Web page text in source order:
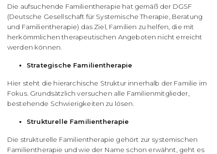
Die aufsuchende Familientherapie hat gemäß der DGSF
(Deutsche Gesellschaft für Systemische Therapie, Beratung
und Familientherapie) das Ziel, Familien zu helfen, die mit
herkömmlichen therapeutischen Angeboten nicht erreicht
werden können.
Strategische Familientherapie
Hier steht die hierarchische Struktur innerhalb der Familie im
Fokus. Grundsätzlich versuchen alle Familienmitglieder,
bestehende Schwierigkeiten zu lösen.
Strukturelle Familientherapie
Die strukturelle Familientherapie gehört zur systemischen
Familientherapie und wie der Name schon erwähnt, geht es